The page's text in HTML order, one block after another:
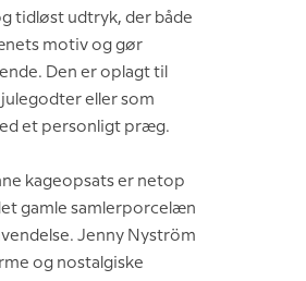
tidløst udtryk, der både
motiv og gør
Den er oplagt til
eller som
et personligt præg.
kageopsats er netop
gamle samlerporcelæn
Jenny Nyström
og nostalgiske